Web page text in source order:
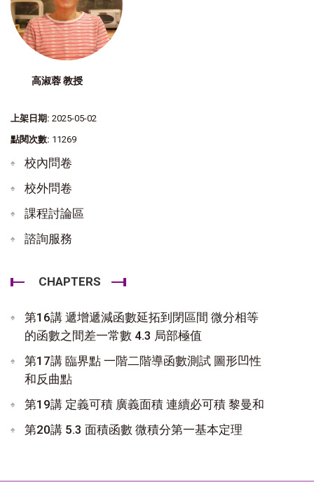
高淑蓉 教授
上架日期: 2025-05-02
點閱次數: 11269
校內問卷
校外問卷
課程討論區
諮詢服務
CHAPTERS
第16講 遞增遞減函數延拓到閉區間 微分相等
的函數之間差一常數 4.3 局部極值
第17講 臨界點 一階二階導函數測試 圖形凹性
和反曲點
第19講 定義可積 廣義面積 連續必可積 黎曼和
第20講 5.3 面積函數 微積分第一基本定理